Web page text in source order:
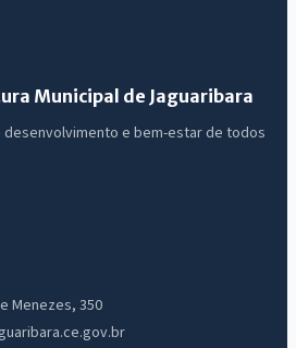
Municipal de Jaguaribara
desenvolvimento e bem-estar de todos
Menezes, 350